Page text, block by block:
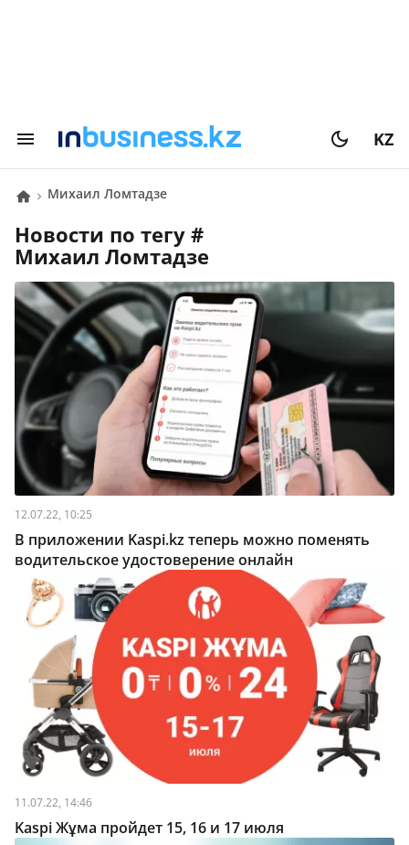
KZ
Михаил Ломтадзе
Новости по тегу #
Михаил Ломтадзе
12.07.22, 10:25
В приложении Kaspi.kz теперь можно поменять
водительское удостоверение онлайн
11.07.22, 14:46
Kaspi Жұма пройдет 15, 16 и 17 июля